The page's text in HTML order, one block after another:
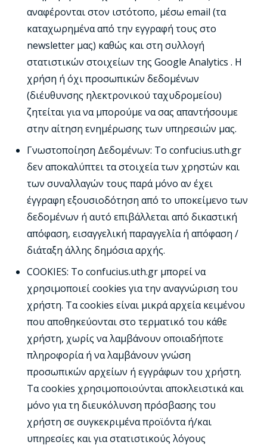
αναφέρονται στον ιστότοπο, μέσω email (τα
καταχωρημένα από την εγγραφή τους στο
newsletter μας) καθώς και στη συλλογή
στατιστικών στοιχείων της Google Analytics . Η
χρήση ή όχι προσωπικών δεδομένων
(διέυθυνσης ηλεκτρονικού ταχυδρομείου)
ζητείται για να μπορούμε να σας απαντήσουμε
στην αίτηση ενημέρωσης των υπηρεσιών μας.
Γνωστοποίηση Δεδομένων: Το confucius.uth.gr
δεν αποκαλύπτει τα στοιχεία των χρηστών και
των συναλλαγών τους παρά μόνο αν έχει
έγγραφη εξουσιοδότηση από το υποκείμενο των
δεδομένων ή αυτό επιβάλλεται από δικαστική
απόφαση, εισαγγελική παραγγελία ή απόφαση /
διάταξη άλλης δημόσια αρχής.
COOKIES: Το confucius.uth.gr μπορεί να
χρησιμοποιεί cookies για την αναγνώριση του
χρήστη. Τα cookies είναι μικρά αρχεία κειμένου
που αποθηκεύονται στο τερματικό του κάθε
χρήστη, χωρίς να λαμβάνουν οποιαδήποτε
πληροφορία ή να λαμβάνουν γνώση
προσωπικών αρχείων ή εγγράφων του χρήστη.
Τα cookies χρησιμοποιούνται αποκλειστικά και
μόνο για τη διευκόλυνση πρόσβασης του
χρήστη σε συγκεκριμένα προϊόντα ή/και
υπηρεσίες και για στατιστικούς λόγους